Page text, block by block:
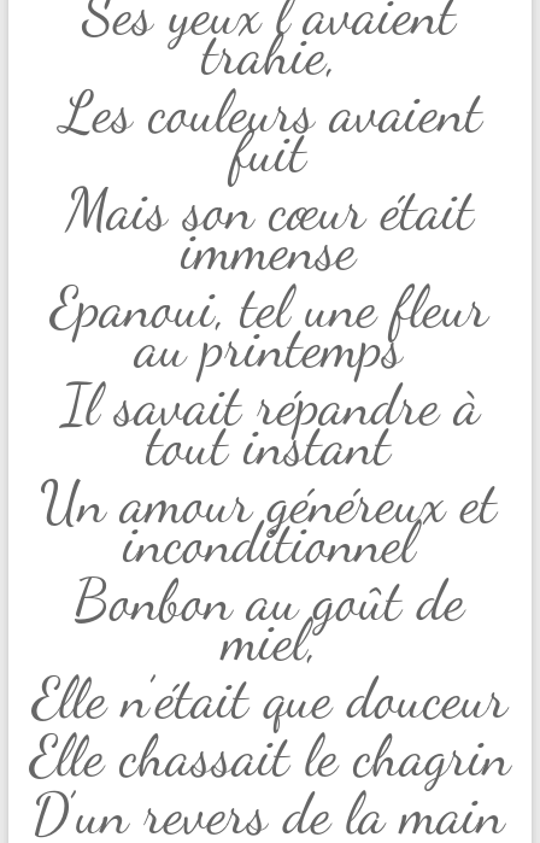
Ses yeux l’’avaient
trahie,
Les couleurs avaient
fuit
Mais son cœur était
immense
Epanoui, tel une fleur
au printemps
Il savait répandre à
tout instant
Un amour généreux et
inconditionnel
Bonbon au goût de
miel,
Elle n’était que douceur
Elle chassait le chagrin
D’un revers de la main